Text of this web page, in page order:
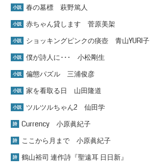
小説 春の墓標 萩野篤人
小説 赤ちゃん貸します 菅原美架
小説 ショッキングピンクの痰壺 青山YURI子
小説 僕が詩人に･･･ 小松剛生
小説 偏態パズル 三浦俊彦
小説 家を看取る日 山田隆道
小説 ツルツルちゃん2 仙田学
詩 Currency 小原眞紀子
詩 ここから月まで 小原眞紀子
詩 鶴山裕司 連作詩『聖遠耳 日日新』